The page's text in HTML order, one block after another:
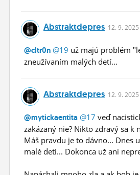
Abstraktdepres 12. 9.
@cltr0n @19 už majú problém
zneužívaním malých detí...
Abstraktdepres 12. 9.
@mytickaentita @17 veď
zakázaný nie? Nikto zdravý sa k
Máš pravdu je to dávno... Dnes
malé deti... Dokonca už ani